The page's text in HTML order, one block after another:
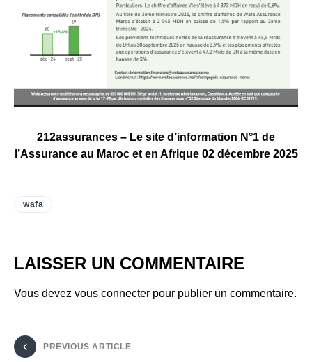
212assurances – Le site d’information N°1 de
l’Assurance au Maroc et en Afrique 02 décembre 2025
wafa
LAISSER UN COMMENTAIRE
Vous devez vous connecter pour publier un commentaire.
PREVIOUS ARTICLE